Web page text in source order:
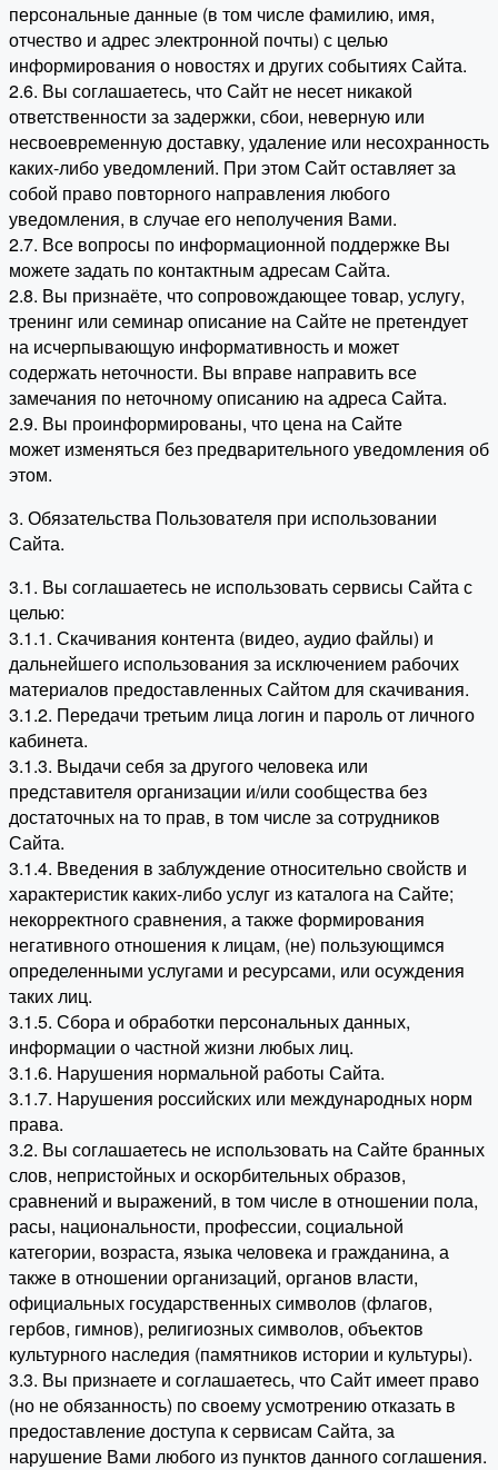
персональные данные (в том числе фамилию, имя,
отчество и адрес электронной почты) с целью
информирования о новостях и других событиях Сайта.
2.6. Вы соглашаетесь, что Сайт не несет никакой
ответственности за задержки, сбои, неверную или
несвоевременную доставку, удаление или несохранность
каких-либо уведомлений. При этом Сайт оставляет за
собой право повторного направления любого
уведомления, в случае его неполучения Вами.
2.7. Все вопросы по информационной поддержке Вы
можете задать по контактным адресам Сайта.
2.8. Вы признаёте, что сопровождающее товар, услугу,
тренинг или семинар описание на Сайте не претендует
на исчерпывающую информативность и может
содержать неточности. Вы вправе направить все
замечания по неточному описанию на адреса Сайта.
2.9. Вы проинформированы, что цена на Сайте
может изменяться без предварительного уведомления об
этом.
3. Обязательства Пользователя при использовании
Сайта.
3.1. Вы соглашаетесь не использовать сервисы Сайта с
целью:
3.1.1. Скачивания контента (видео, аудио файлы) и
дальнейшего использования за исключением рабочих
материалов предоставленных Сайтом для скачивания.
3.1.2. Передачи третьим лица логин и пароль от личного
кабинета.
3.1.3. Выдачи себя за другого человека или
представителя организации и/или сообщества без
достаточных на то прав, в том числе за сотрудников
Сайта.
3.1.4. Введения в заблуждение относительно свойств и
характеристик каких-либо услуг из каталога на Сайте;
некорректного сравнения, а также формирования
негативного отношения к лицам, (не) пользующимся
определенными услугами и ресурсами, или осуждения
таких лиц.
3.1.5. Сбора и обработки персональных данных,
информации о частной жизни любых лиц.
3.1.6. Нарушения нормальной работы Сайта.
3.1.7. Нарушения российских или международных норм
права.
3.2. Вы соглашаетесь не использовать на Сайте бранных
слов, непристойных и оскорбительных образов,
сравнений и выражений, в том числе в отношении пола,
расы, национальности, профессии, социальной
категории, возраста, языка человека и гражданина, а
также в отношении организаций, органов власти,
официальных государственных символов (флагов,
гербов, гимнов), религиозных символов, объектов
культурного наследия (памятников истории и культуры).
3.3. Вы признаете и соглашаетесь, что Сайт имеет право
(но не обязанность) по своему усмотрению отказать в
предоставление доступа к сервисам Сайта, за
нарушение Вами любого из пунктов данного соглашения.